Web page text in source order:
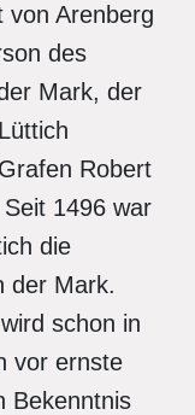
von Arenberg
des
Mark, der
Robert
1496 war
die
der Mark.
schon in
vor ernste
Bekenntnis